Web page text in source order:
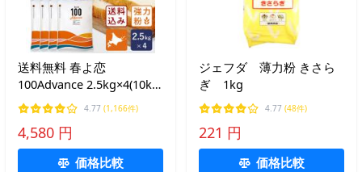
送料無料 春よ恋
100Advance 2.5kg×4(10kg)
まとめ買い 強力粉 北海道
産パン用小麦粉 春よ恋
100% 国産小麦粉【沖縄は
別途追加送料必要】
4.77 (1,166件)
4,580 円
価格比較
ジェフダ 薄力粉 きさら
ぎ 1kg
4.77 (48件)
221 円
価格比較